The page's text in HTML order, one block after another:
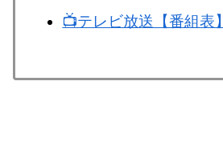
📺テレビ放送【番組表】